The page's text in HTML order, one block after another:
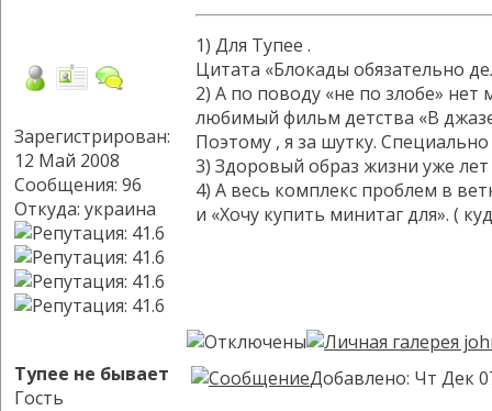
Зарегистрирован:
12 Май 2008
Сообщения: 96
Откуда: украина
1) Для Тупее .
Цитата «Блокады обязательно
2) А по поводу «не по злобе»
любимый фильм детства «В
Поэтому , я за шутку.
3) Здоровый образ жизни уже
4) А весь комплекс проблем в
и «Хочу купить минитаг для». (
Тупее не бывает
Гость
Добавлено: Чт Дек